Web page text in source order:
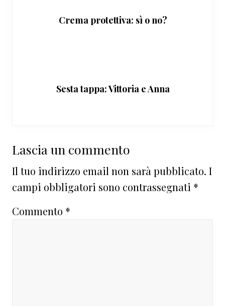
Crema protettiva: sì o no?
Sesta tappa: Vittoria e Anna
Interazioni
del
lettore
Lascia un commento
Il tuo indirizzo email non sarà pubblicato. I
campi obbligatori sono contrassegnati *
Commento *